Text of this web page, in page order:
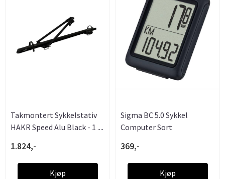
Takmontert Sykkelstativ
HAKR Speed Alu Black - 1 ....
1.824,-
Kjøp
Sigma BC 5.0 Sykkel
Computer Sort
369,-
Kjøp